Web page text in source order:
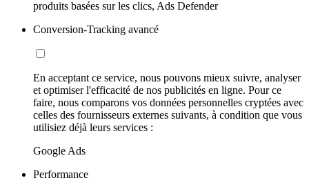
produits basées sur les clics, Ads Defender
Conversion-Tracking avancé
En acceptant ce service, nous pouvons mieux suivre, analyser
et optimiser l'efficacité de nos publicités en ligne. Pour ce
faire, nous comparons vos données personnelles cryptées avec
celles des fournisseurs externes suivants, à condition que vous
utilisiez déjà leurs services :
Google Ads
Performance